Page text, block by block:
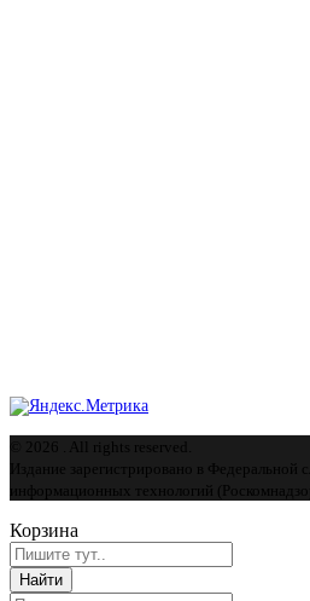
© 2026 . All rights reserved.
Издание зарегистрировано в Федеральной
информационных технологий
Корзина